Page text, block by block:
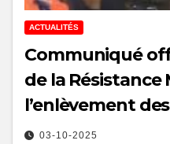
ACTUALITÉS
Communiqué
de la
l’enlèvement
03-10-2025